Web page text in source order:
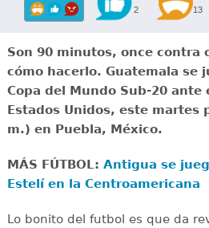
2 13
Son 90 minutos, once contra
cómo hacerlo. Guatemala se
Copa del Mundo Sub-20
Estados Unidos, este martes
m.) en Puebla, México.
MÁS FÚTBOL: Antigua se
Estelí en la Centroamericana
Lo bonito del futbol es que da